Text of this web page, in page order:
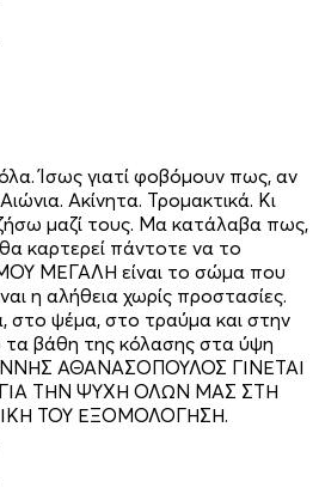
Ίσως γιατί φοβόμουν πως, αν
Ακίνητα. Τρομακτικά. Κι
μαζί τους. Μα κατάλαβα πως,
καρτερεί πάντοτε να το
ΜΕΓΑΛΗ είναι το σώμα που
η αλήθεια χωρίς προστασίες.
στο ψέμα, στο τραύμα και στην
τα βάθη της κόλασης στα ύψη
ΑΘΑΝΑΣΟΠΟΥΛΟΣ ΓΙΝΕΤΑΙ
ΓΙΑ ΤΗΝ ΨΥΧΗ ΟΛΩΝ ΜΑΣ ΣΤΗ
ΤΟΥ ΕΞΟΜΟΛΟΓΗΣΗ.